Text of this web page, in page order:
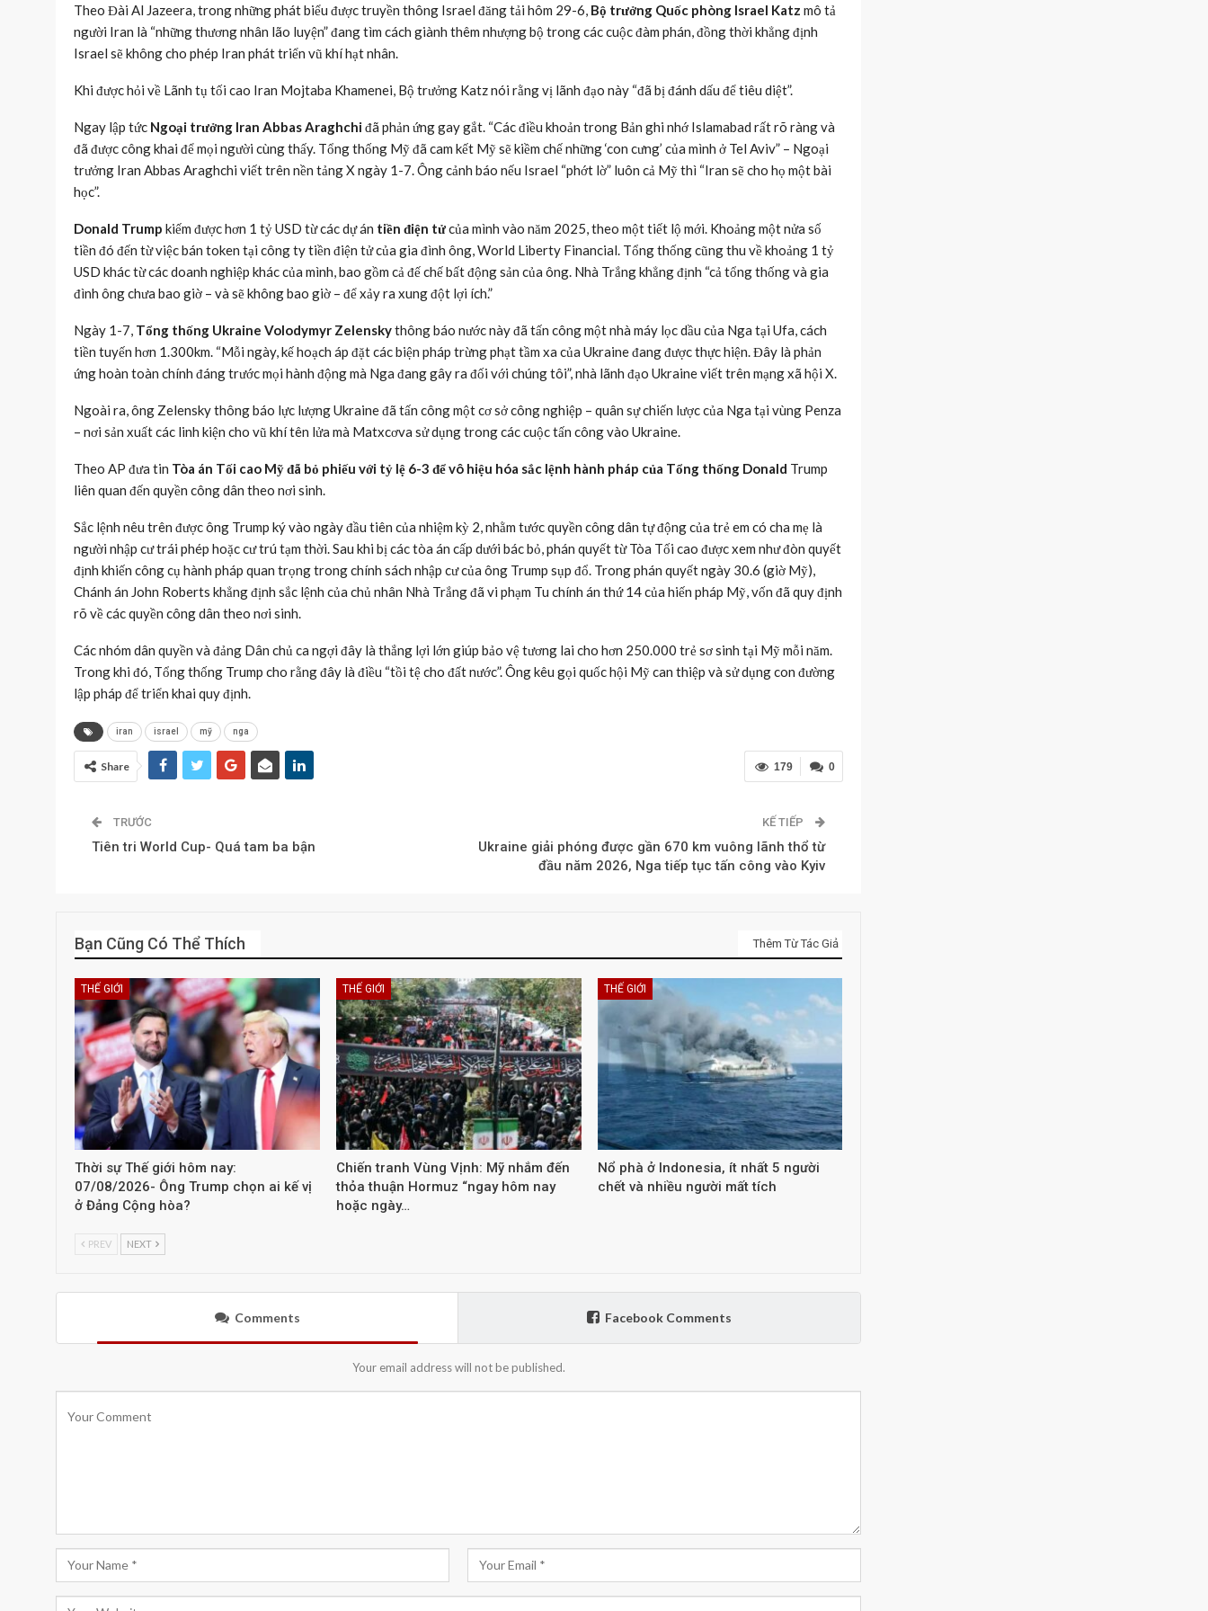
Theo Đài Al Jazeera, trong những phát biểu được truyền thông Israel đăng tải hôm 29-6, Bộ trưởng Quốc phòng Israel Katz mô tả
người Iran là “những thương nhân lão luyện” đang tìm cách giành thêm nhượng bộ trong các cuộc đàm phán, đồng thời khẳng định
Israel sẽ không cho phép Iran phát triển vũ khí hạt nhân.
Khi được hỏi về Lãnh tụ tối cao Iran Mojtaba Khamenei, Bộ trưởng Katz nói rằng vị lãnh đạo này “đã bị đánh dấu để tiêu diệt”.
Ngay lập tức Ngoại trưởng Iran Abbas Araghchiđã phản ứng gay gắt. “Các điều khoản trong Bản ghi nhớ Islamabad rất rõ ràng và
đã được công khai để mọi người cùng thấy. Tổng thống Mỹ đã cam kết Mỹ sẽ kiềm chế những ‘con cưng’ của mình ở Tel Aviv” – Ngoại
trưởng Iran Abbas Araghchi viết trên nền tảng X ngày 1-7. Ông cảnh báo nếu Israel “phớt lờ” luôn cả Mỹ thì “Iran sẽ cho họ một bài
học”.
Donald Trump kiếm được hơn 1 tỷ USD từ các dự án tiền điện tửcủa mình vào năm 2025, theo một tiết lộ mới. Khoảng một nửa số
tiền đó đến từ việc bán token tại công ty tiền điện tử của gia đình ông, World Liberty Financial. Tổng thống cũng thu về khoảng 1 tỷ
USD khác từ các doanh nghiệp khác của mình, bao gồm cả đế chế bất động sản của ông. Nhà Trắng khẳng định “cả tổng thống và gia
đình ông chưa bao giờ – và sẽ không bao giờ – để xảy ra xung đột lợi ích.”
Ngày 1-7, Tổng thống Ukraine Volodymyr Zelenskythông báo nước này đã tấn công một nhà máy lọc dầu của Nga tại Ufa, cách
tiền tuyến hơn 1.300km. “Mỗi ngày, kế hoạch áp đặt các biện pháp trừng phạt tầm xa của Ukraine đang được thực hiện. Đây là phản
ứng hoàn toàn chính đáng trước mọi hành động mà Nga đang gây ra đối với chúng tôi”, nhà lãnh đạo Ukraine viết trên mạng xã hội X.
Ngoài ra, ông Zelensky thông báo lực lượng Ukraine đã tấn công một cơ sở công nghiệp – quân sự chiến lược của Nga tại vùng Penza
– nơi sản xuất các linh kiện cho vũ khí tên lửa mà Matxcơva sử dụng trong các cuộc tấn công vào Ukraine.
Theo AP đưa tin Tòa án Tối cao Mỹ đã bỏ phiếu với tỷ lệ 6-3 để vô hiệu hóa sắc lệnh hành pháp của Tổng thống Donald Trump
liên quan đến quyền công dân theo nơi sinh.
Sắc lệnh nêu trên được ông Trump ký vào ngày đầu tiên của nhiệm kỳ 2, nhằm tước quyền công dân tự động của trẻ em có cha mẹ là
người nhập cư trái phép hoặc cư trú tạm thời. Sau khi bị các tòa án cấp dưới bác bỏ, phán quyết từ Tòa Tối cao được xem như đòn quyết
định khiến công cụ hành pháp quan trọng trong chính sách nhập cư của ông Trump sụp đổ. Trong phán quyết ngày 30.6 (giờ Mỹ),
Chánh án John Roberts khẳng định sắc lệnh của chủ nhân Nhà Trắng đã vi phạm Tu chính án thứ 14 của hiến pháp Mỹ, vốn đã quy định
rõ về các quyền công dân theo nơi sinh.
Các nhóm dân quyền và đảng Dân chủ ca ngợi đây là thắng lợi lớn giúp bảo vệ tương lai cho hơn 250.000 trẻ sơ sinh tại Mỹ mỗi năm.
Trong khi đó, Tổng thống Trump cho rằng đây là điều “tồi tệ cho đất nước”. Ông kêu gọi quốc hội Mỹ can thiệp và sử dụng con đường
lập pháp để triển khai quy định.
iran israel mỹ nga
0
179
Share
TRƯỚC
Tiên tri World Cup- Quá tam ba bận
KẾ TIẾP
Ukraine giải phóng được gần 670 km vuông lãnh thổ từ
đầu năm 2026, Nga tiếp tục tấn công vào Kyiv
Bạn Cũng Có Thể Thích Thêm Từ Tác Giả
THẾ GIỚI
Thời sự Thế giới hôm nay:
07/08/2026- Ông Trump chọn ai kế vị
ở Đảng Cộng hòa?
THẾ GIỚI
Chiến tranh Vùng Vịnh: Mỹ nhắm đến
thỏa thuận Hormuz “ngay hôm nay
hoặc ngày…
THẾ GIỚI
Nổ phà ở Indonesia, ít nhất 5 người
chết và nhiều người mất tích
PREV NEXT
Comments Facebook Comments
Your email address will not be published.